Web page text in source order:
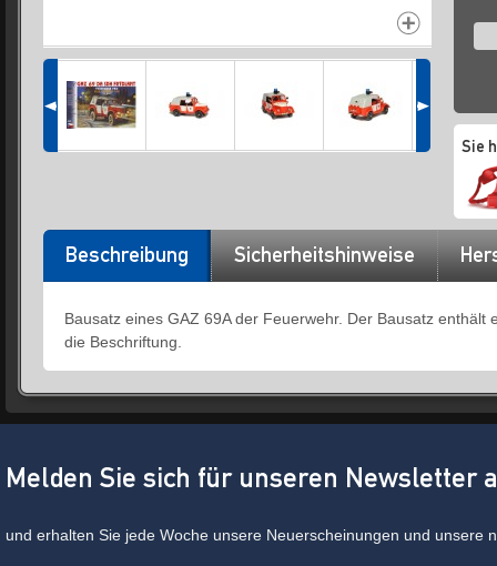
Sie
Beschreibung Sicherheitshinweise
Bausatz eines GAZ 69A der Feuerwehr. Der Bausatz
die Beschriftung.
Melden Sie sich für unseren Newsletter
und erhalten Sie jede Woche unsere Neuerscheinungen und unsere